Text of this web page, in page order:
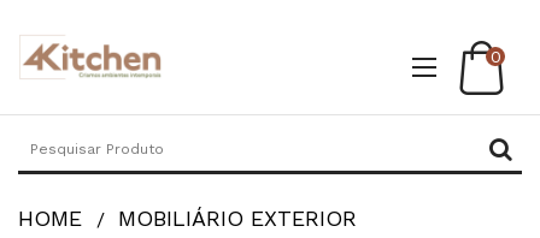
0
HOME
MOBILIÁRIO EXTERIOR